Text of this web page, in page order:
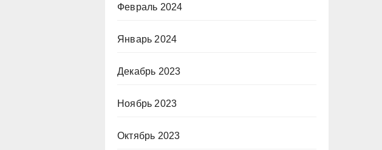
Февраль 2024
Январь 2024
Декабрь 2023
Ноябрь 2023
Октябрь 2023